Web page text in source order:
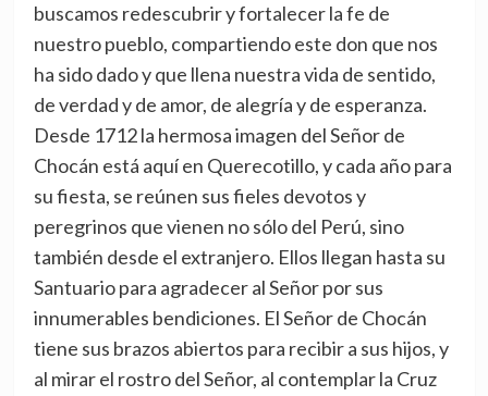
buscamos redescubrir y fortalecer la fe de
nuestro pueblo, compartiendo este don que nos
ha sido dado y que llena nuestra vida de sentido,
de verdad y de amor, de alegría y de esperanza.
Desde 1712 la hermosa imagen del Señor de
Chocán está aquí en Querecotillo, y cada año para
su fiesta, se reúnen sus fieles devotos y
peregrinos que vienen no sólo del Perú, sino
también desde el extranjero. Ellos llegan hasta su
Santuario para agradecer al Señor por sus
innumerables bendiciones. El Señor de Chocán
tiene sus brazos abiertos para recibir a sus hijos, y
al mirar el rostro del Señor, al contemplar la Cruz